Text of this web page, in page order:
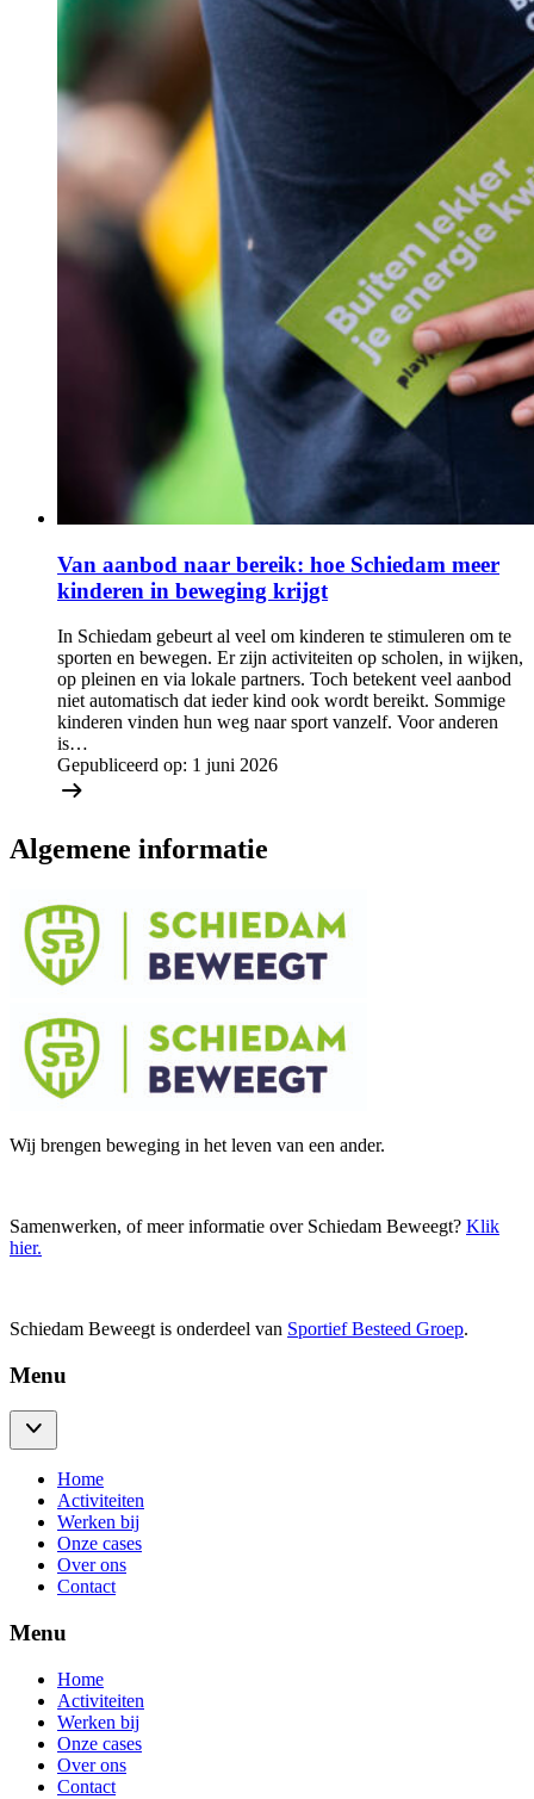
Van aanbod naar bereik: hoe Schiedam meer
kinderen in beweging krijgt
In Schiedam gebeurt al veel om kinderen te stimuleren om te
sporten en bewegen. Er zijn activiteiten op scholen, in wijken,
op pleinen en via lokale partners. Toch betekent veel aanbod
niet automatisch dat ieder kind ook wordt bereikt. Sommige
kinderen vinden hun weg naar sport vanzelf. Voor anderen
is…
Gepubliceerd op: 1 juni 2026
Algemene informatie
Wij brengen beweging in het leven van een ander.
Samenwerken, of meer informatie over Schiedam Beweegt? Klik
hier.
Schiedam Beweegt is onderdeel van Sportief Besteed Groep.
Menu
Home
Activiteiten
Werken bij
Onze cases
Over ons
Contact
Menu
Home
Activiteiten
Werken bij
Onze cases
Over ons
Contact